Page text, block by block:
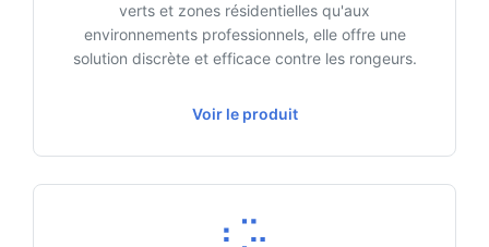
verts et zones résidentielles qu'aux
environnements professionnels, elle offre une
solution discrète et efficace contre les rongeurs.
Voir le produit